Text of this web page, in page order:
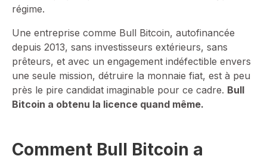
régime.
Une entreprise comme Bull Bitcoin, autofinancée
depuis 2013, sans investisseurs extérieurs, sans
prêteurs, et avec un engagement indéfectible envers
une seule mission, détruire la monnaie fiat, est à peu
près le pire candidat imaginable pour ce cadre. Bull
Bitcoin a obtenu la licence quand même.
Comment Bull Bitcoin a